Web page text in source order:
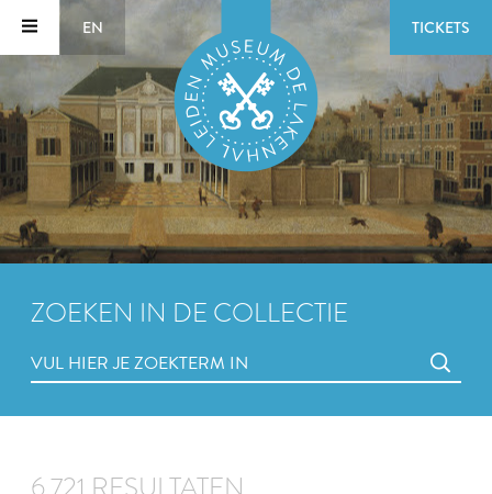
EN TICKETS
ZOEKEN IN DE COLLECTIE